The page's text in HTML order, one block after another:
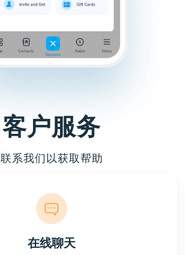
客户服务
联系我们以获取帮助
在线聊天